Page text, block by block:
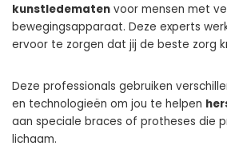
kunstledematen voor mensen met
bewegingsapparaat. Deze experts
ervoor te zorgen dat jij de beste zorg
Deze professionals gebruiken
en technologieën om jou te helpen
aan speciale braces of protheses die
lichaam.